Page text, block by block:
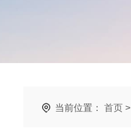
当前位置： 首页 >